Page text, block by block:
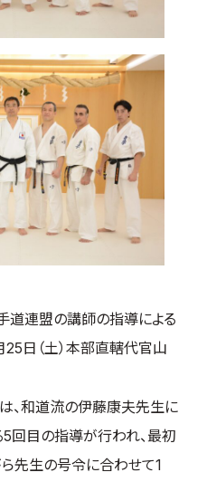
からのお知らせ
会
記録
規則
ご案内
年部・保護者の方へ
の部・壮年部の方
制度
のお申し込み
ある質問
トについて
イバシーポリシー
マップ
道連盟の講師の指導による
日（土）本部直轄代官山
は、和道流の伊藤康夫先生に
5回目の指導が行われ、最初
先生の号令に合わせて1